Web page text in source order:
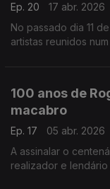
Ep. 20
17 abr. 2026
No passado dia 11
artistas reunidos
100 anos de
macabro
Ep. 17
05 abr. 2026
A assinalar o
realizador e